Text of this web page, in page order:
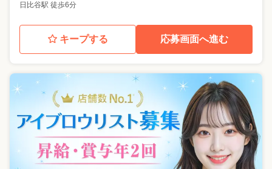
日比谷駅 徒歩6分
キープする 応募画面へ進む